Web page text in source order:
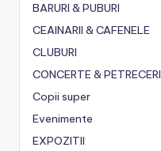
BARURI & PUBURI
CEAINARII & CAFENELE
CLUBURI
CONCERTE & PETRECERI
Copii super
Evenimente
EXPOZITII